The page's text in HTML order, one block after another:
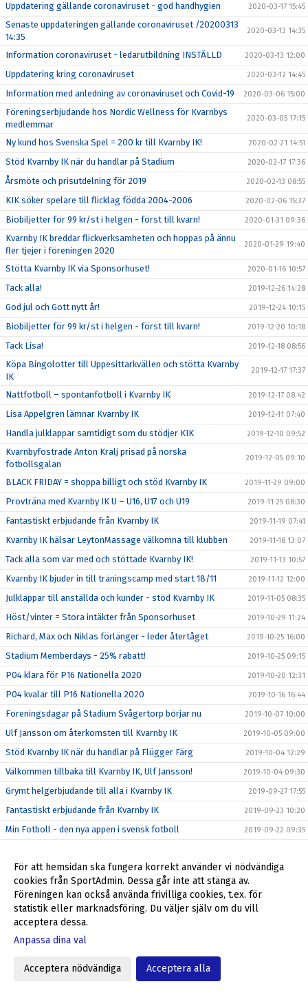
Uppdatering gällande coronaviruset - god handhygien 2020-03-17 15:45
Senaste uppdateringen gällande coronaviruset /20200313
14:35
2020-03-13 14:35
Information coronaviruset - ledarutbildning INSTÄLLD 2020-03-13 12:00
Uppdatering kring coronaviruset 2020-03-12 14:45
Information med anledning av coronaviruset och Covid-19 2020-03-06 15:00
Föreningserbjudande hos Nordic Wellness för Kvarnbys
medlemmar
2020-03-05 17:15
Ny kund hos Svenska Spel = 200 kr till Kvarnby IK! 2020-02-21 14:51
Stöd Kvarnby IK när du handlar på Stadium 2020-02-17 17:36
Årsmöte och prisutdelning för 2019 2020-02-13 08:55
KIK söker spelare till flicklag födda 2004-2006 2020-02-06 15:37
Biobiljetter för 99 kr/st i helgen - först till kvarn! 2020-01-31 09:36
Kvarnby IK breddar flickverksamheten och hoppas på ännu
fler tjejer i föreningen 2020
2020-01-29 19:40
Stötta Kvarnby IK via Sponsorhuset! 2020-01-16 10:57
Tack alla! 2019-12-26 14:28
God jul och Gott nytt år! 2019-12-24 10:15
Biobiljetter för 99 kr/st i helgen - först till kvarn! 2019-12-20 10:18
Tack Lisa! 2019-12-18 08:56
Köpa Bingolotter till Uppesittarkvällen och stötta Kvarnby
IK
2019-12-17 17:37
Nattfotboll – spontanfotboll i Kvarnby IK 2019-12-17 08:42
Lisa Appelgren lämnar Kvarnby IK 2019-12-11 07:40
Handla julklappar samtidigt som du stödjer KIK 2019-12-10 09:52
Kvarnbyfostrade Anton Kralj prisad på norska
fotbollsgalan
2019-12-05 09:10
BLACK FRIDAY = shoppa billigt och stöd Kvarnby IK 2019-11-29 09:00
Provträna med Kvarnby IK U – U16, U17 och U19 2019-11-25 08:30
Fantastiskt erbjudande från Kvarnby IK 2019-11-19 07:41
Kvarnby IK hälsar LeytonMassage välkomna till klubben 2019-11-18 13:07
Tack alla som var med och stöttade Kvarnby IK! 2019-11-13 10:57
Kvarnby IK bjuder in till träningscamp med start 18/11 2019-11-12 12:00
Julklappar till anställda och kunder - stöd Kvarnby IK 2019-11-05 08:35
Höst/vinter = Stora intäkter från Sponsorhuset 2019-10-29 11:24
Richard, Max och Niklas förlänger - leder återtåget 2019-10-25 16:00
Stadium Memberdays - 25% rabatt! 2019-10-25 09:15
P04 klara för P16 Nationella 2020 2019-10-20 12:31
P04 kvalar till P16 Nationella 2020 2019-10-16 16:44
Föreningsdagar på Stadium Svågertorp börjar nu 2019-10-07 10:00
Ulf Jansson om återkomsten till Kvarnby IK 2019-10-05 09:00
Stöd Kvarnby IK när du handlar på Flügger Färg 2019-10-04 12:29
Välkommen tillbaka till Kvarnby IK, Ulf Jansson! 2019-10-04 09:30
Grymt helgerbjudande till alla i Kvarnby IK 2019-09-27 17:55
Fantastiskt erbjudande från Kvarnby IK 2019-09-23 10:20
Min Fotboll - den nya appen i svensk fotboll 2019-09-22 09:35
SUPERWEEK = mer pengar till dig och Kvarnby IK 2019-09-09 13:34
Veokameran är här!
Är du vår nya medarbetare? 2019-08-23 16:00
Stort, stort tack för allt Lisa Appelgren!
Du som företagare kan nu stötta Kvarnby IK
Få en biobiljett - stöd samtidigt Kvarnby IK
För att hemsidan ska fungera korrekt använder vi nödvändiga
cookies från SportAdmin. Dessa går inte att stänga av.
Föreningen kan också använda frivilliga cookies, t.ex. för
statistik eller marknadsföring. Du väljer själv om du vill
acceptera dessa.
Anpassa dina val
Acceptera nödvändiga Acceptera alla